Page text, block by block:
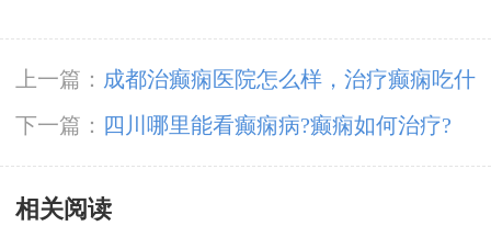
上一篇： 成都治癫痫医院怎么样，治疗癫痫吃什
么药副作用小?
下一篇： ​四川哪里能看癫痫病?癫痫如何治疗?
相关阅读